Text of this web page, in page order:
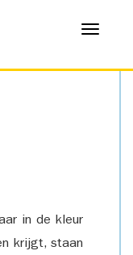
Menu
in de kleur
krijgt, staan